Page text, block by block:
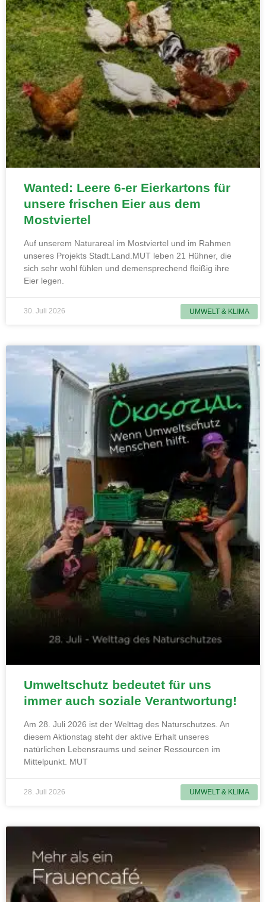
UMWELT & KLIMA
Wanted: Leere 6-er Eierkartons für
unsere frischen Eier aus dem
Mostviertel
Auf unserem Naturareal im Mostviertel und im Rahmen
unseres Projekts Stadt.Land.MUT leben 21 Hühner, die
sich sehr wohl fühlen und demensprechend fleißig ihre
Eier legen.
30. Juli 2026
UMWELT & KLIMA
Umweltschutz bedeutet für uns
immer auch soziale Verantwortung!
Am 28. Juli 2026 ist der Welttag des Naturschutzes. An
diesem Aktionstag steht der aktive Erhalt unseres
natürlichen Lebensraums und seiner Ressourcen im
Mittelpunkt. MUT
28. Juli 2026